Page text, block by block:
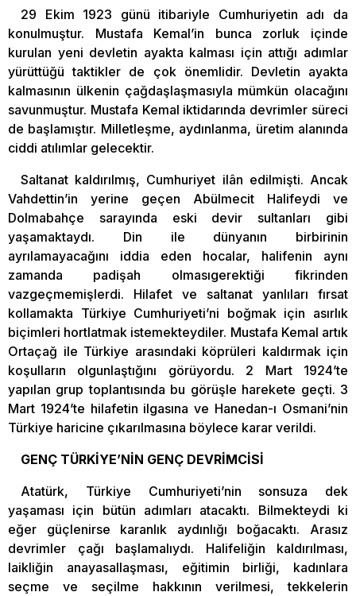
29 Ekim 1923 günü itibariyle Cumhuriyetin adı da
konulmuştur. Mustafa Kemal’in bunca zorluk içinde
kurulan yeni devletin ayakta kalması için attığı adımlar
yürüttüğü taktikler de çok önemlidir. Devletin ayakta
kalmasının ülkenin çağdaşlaşmasıyla mümkün olacağını
savunmuştur. Mustafa Kemal iktidarında devrimler süreci
de başlamıştır. Milletleşme, aydınlanma, üretim alanında
ciddi atılımlar gelecektir.
Saltanat kaldırılmış, Cumhuriyet ilân edilmişti. Ancak
Vahdettin’in yerine geçen Abülmecit Halifeydi ve
Dolmabahçe sarayında eski devir sultanları gibi
yaşamaktaydı. Din ile dünyanın birbirinin
ayrılamayacağını iddia eden hocalar, halifenin aynı
zamanda padişah olmasıgerektiği fikrinden
vazgeçmemişlerdi. Hilafet ve saltanat yanlıları fırsat
kollamakta Türkiye Cumhuriyeti’ni boğmak için asırlık
biçimleri hortlatmak istemekteydiler. Mustafa Kemal artık
Ortaçağ ile Türkiye arasındaki köprüleri kaldırmak için
koşulların olgunlaştığını görüyordu. 2 Mart 1924’te
yapılan grup toplantısında bu görüşle harekete geçti. 3
Mart 1924’te hilafetin ilgasına ve Hanedan-ı Osmani’nin
Türkiye haricine çıkarılmasına böylece karar verildi.
GENÇ TÜRKİYE’NİN GENÇ DEVRİMCİSİ
Atatürk, Türkiye Cumhuriyeti’nin sonsuza dek
yaşaması için bütün adımları atacaktı. Bilmekteydi ki
eğer güçlenirse karanlık aydınlığı boğacaktı. Arasız
devrimler çağı başlamalıydı. Halifeliğin kaldırılması,
laikliğin anayasallaşması, eğitimin birliği, kadınlara
seçme ve seçilme hakkının verilmesi, tekkelerin